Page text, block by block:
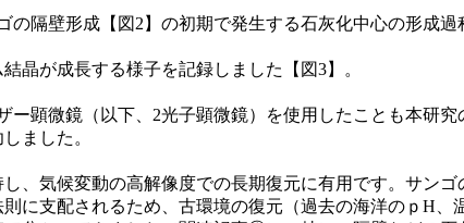
隔壁形成【図2】の初期で発生する石灰化中心の形成過
晶が成長する様子を記録しました【図3】。
顕微鏡（以下、2光子顕微鏡）を使用したことも本研
ました。
気候変動の高解像度での長期復元に有用です。サン
に支配されるため、古環境の復元（過去の海洋のｐH、